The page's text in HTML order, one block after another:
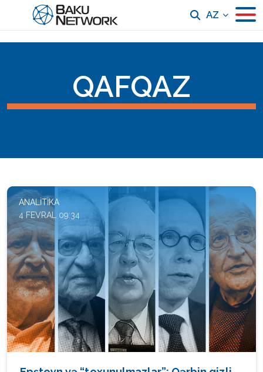
AZ
QAFQAZ
ANALITIKA
4 FEVRAL 09:34